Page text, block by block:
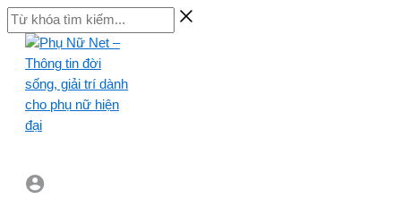
Skip
to
content
Từ
khóa
kiếm...